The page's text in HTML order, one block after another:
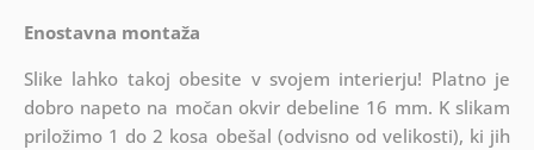
Enostavna montaža
Slike lahko takoj obesite v svojem interierju! Platno je
dobro napeto na močan okvir debeline 16 mm. K slikam
priložimo 1 do 2 kosa obešal (odvisno od velikosti), ki jih